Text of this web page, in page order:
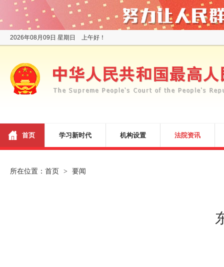
2026年08月09日 星期日 上午好！
首页 学习新时代 机构设置 法院资讯
所在位置： 首页 > 要闻